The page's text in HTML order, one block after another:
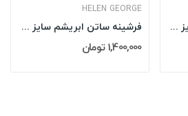
HELEN GEORGE
فرشینه ساتن ابریشم سایز ۱۲۰X۱۸۰ هلن جورج HELEN...
1,400,000 تومان
فرشینه ساتن ابریشم سایز ۱۲۰X۱۸۰ هلن جورج HELEN...